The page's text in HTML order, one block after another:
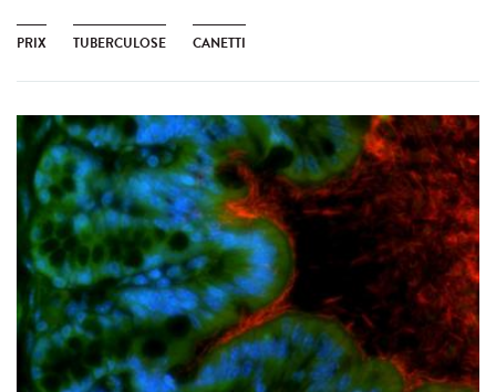
PRIX TUBERCULOSE CANETTI